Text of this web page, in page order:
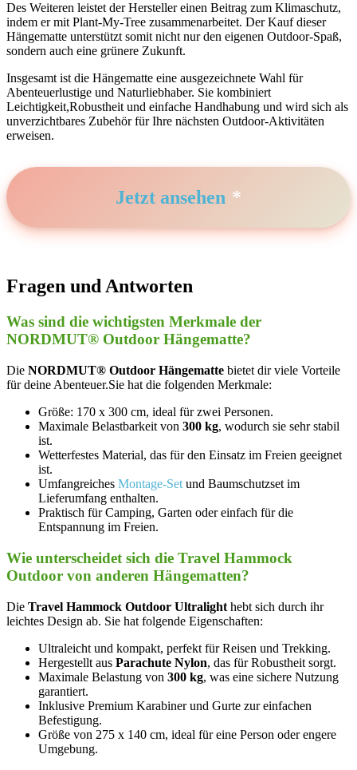
Des Weiteren leistet ⁣der Hersteller einen Beitrag zum Klimaschutz,
indem er mit⁤ Plant-My-Tree zusammenarbeitet. Der⁤ Kauf dieser
Hängematte‌ unterstützt somit nicht nur den eigenen ⁤Outdoor-Spaß,
‌sondern‍ auch⁤ eine grünere Zukunft.
Insgesamt ist die Hängematte eine ausgezeichnete Wahl für
Abenteuerlustige und Naturliebhaber. ‌Sie ‍kombiniert
Leichtigkeit,Robustheit und einfache Handhabung und wird sich als
unverzichtbares Zubehör für⁤ Ihre nächsten Outdoor-Aktivitäten
erweisen.
Jetzt ansehen
Fragen und Antworten
Was sind die wichtigsten Merkmale der
NORDMUT® Outdoor Hängematte?
Die NORDMUT® Outdoor Hängematte bietet dir viele Vorteile
für deine Abenteuer.Sie hat die folgenden Merkmale:
Größe: 170 x 300 cm, ideal für zwei Personen.
Maximale Belastbarkeit von 300 kg, wodurch sie⁣ sehr stabil
ist.
Wetterfestes Material, das für den⁣ Einsatz im Freien geeignet
ist.
Umfangreiches Montage-Set und Baumschutzset im‌
Lieferumfang enthalten.
Praktisch für Camping, Garten oder einfach für‍ die
Entspannung im Freien.
Wie unterscheidet‍ sich die Travel Hammock
Outdoor von anderen Hängematten?
Die Travel Hammock Outdoor Ultralight hebt sich durch ihr
leichtes Design ⁢ab. Sie hat ‌folgende Eigenschaften:
Ultraleicht‍ und kompakt, perfekt für Reisen und Trekking.
Hergestellt aus Parachute Nylon, das für Robustheit sorgt.
Maximale Belastung von 300 kg, was eine sichere Nutzung
garantiert.
Inklusive Premium Karabiner und Gurte zur einfachen
Befestigung.
Größe von 275 x ⁤140 cm, ideal für eine Person oder engere
Umgebung.